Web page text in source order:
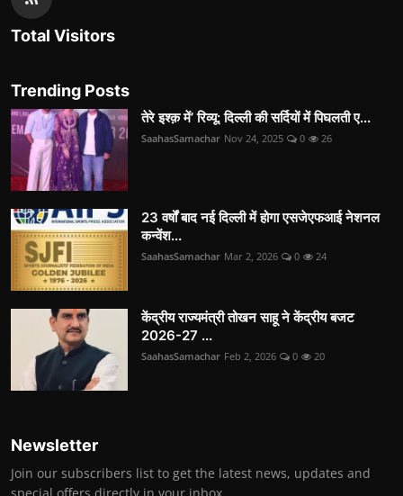
Total Visitors
Trending Posts
तेरे इश्क़ में’ रिव्यू: दिल्ली की सर्दियों में पिघलती ए...
SaahasSamachar Nov 24, 2025 0 26
23 वर्षों बाद नई दिल्ली में होगा एसजेएफआई नेशनल
कन्वेंश...
SaahasSamachar Mar 2, 2026 0 24
केंद्रीय राज्यमंत्री तोखन साहू ने केंद्रीय बजट
2026-27 ...
SaahasSamachar Feb 2, 2026 0 20
Newsletter
Join our subscribers list to get the latest news, updates and